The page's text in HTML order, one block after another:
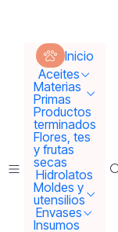
Inicio
Aceites
Materias
Primas
Productos
terminados
Flores, tes
y frutas
secas
Hidrolatos
Moldes y
utensilios
Envases
Insumos
Inicio